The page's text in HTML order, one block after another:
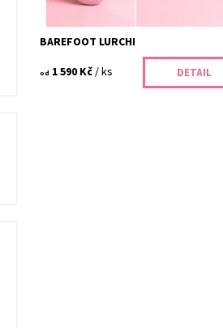
BAREFOOT LURCHI
od 1 590 Kč/ ks DETAIL